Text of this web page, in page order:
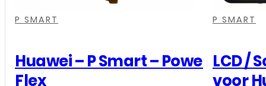
P SMART
Huawei – P Smart – Power
Flex
,
P SMART
LCD /
voor